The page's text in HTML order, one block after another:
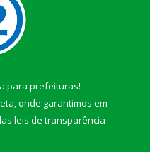
para prefeituras!
onde garantimos em
leis de transparência